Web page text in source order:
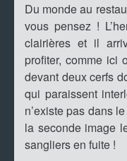
Du monde au
vous pensez !
clairières et il
profiter, comme ici
devant deux cerfs
qui paraissent
n’existe pas dans
la seconde image
sangliers en fuite !